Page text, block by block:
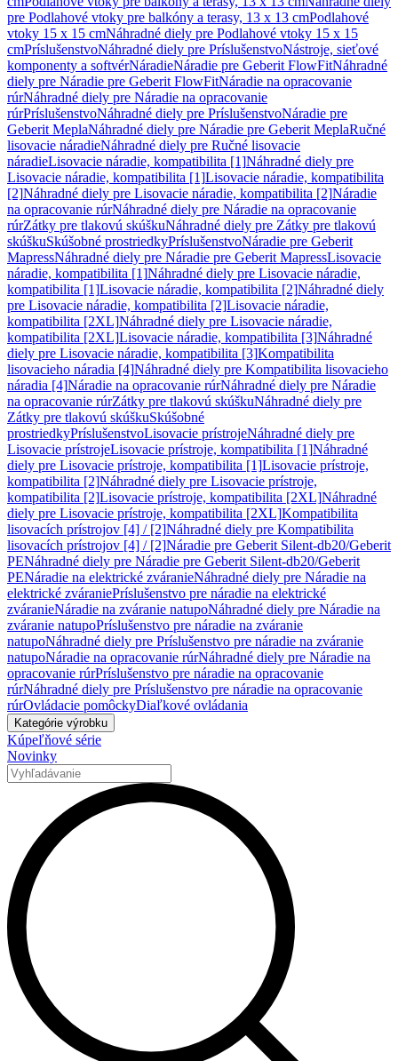
pre Podlahové vtoky pre balkóny a terasy, 13 x 13 cmPodlahové
vtoky 15 x 15 cmNáhradné diely pre Podlahové vtoky 15 x 15
cmPríslušenstvoNáhradné diely pre PríslušenstvoNástroje, sieťové
komponenty a softvérNáradieNáradie pre Geberit FlowFitNáhradné
diely pre Náradie pre Geberit FlowFitNáradie na opracovanie
rúrNáhradné diely pre Náradie na opracovanie
rúrPríslušenstvoNáhradné diely pre PríslušenstvoNáradie pre
Geberit MeplaNáhradné diely pre Náradie pre Geberit MeplaRučné
lisovacie náradieNáhradné diely pre Ručné lisovacie
náradieLisovacie náradie, kompatibilita [1]Náhradné diely pre
Lisovacie náradie, kompatibilita [1]Lisovacie náradie, kompatibilita
[2]Náhradné diely pre Lisovacie náradie, kompatibilita [2]Náradie
na opracovanie rúrNáhradné diely pre Náradie na opracovanie
rúrZátky pre tlakovú skúškuNáhradné diely pre Zátky pre tlakovú
skúškuSkúšobné prostriedkyPríslušenstvoNáradie pre Geberit
MapressNáhradné diely pre Náradie pre Geberit MapressLisovacie
náradie, kompatibilita [1]Náhradné diely pre Lisovacie náradie,
kompatibilita [1]Lisovacie náradie, kompatibilita [2]Náhradné diely
pre Lisovacie náradie, kompatibilita [2]Lisovacie náradie,
kompatibilita [2XL]Náhradné diely pre Lisovacie náradie,
kompatibilita [2XL]Lisovacie náradie, kompatibilita [3]Náhradné
diely pre Lisovacie náradie, kompatibilita [3]Kompatibilita
lisovacieho náradia [4]Náhradné diely pre Kompatibilita lisovacieho
náradia [4]Náradie na opracovanie rúrNáhradné diely pre Náradie
na opracovanie rúrZátky pre tlakovú skúškuNáhradné diely pre
Zátky pre tlakovú skúškuSkúšobné
prostriedkyPríslušenstvoLisovacie prístrojeNáhradné diely pre
Lisovacie prístrojeLisovacie prístroje, kompatibilita [1]Náhradné
diely pre Lisovacie prístroje, kompatibilita [1]Lisovacie prístroje,
kompatibilita [2]Náhradné diely pre Lisovacie prístroje,
kompatibilita [2]Lisovacie prístroje, kompatibilita [2XL]Náhradné
diely pre Lisovacie prístroje, kompatibilita [2XL]Kompatibilita
lisovacích prístrojov [4] / [2]Náhradné diely pre Kompatibilita
lisovacích prístrojov [4] / [2]Náradie pre Geberit Silent-db20/Geberit
PENáhradné diely pre Náradie pre Geberit Silent-db20/Geberit
PENáradie na elektrické zváranieNáhradné diely pre Náradie na
elektrické zváraniePríslušenstvo pre náradie na elektrické
zváranieNáradie na zváranie natupoNáhradné diely pre Náradie na
zváranie natupoPríslušenstvo pre náradie na zváranie
natupoNáhradné diely pre Príslušenstvo pre náradie na zváranie
natupoNáradie na opracovanie rúrNáhradné diely pre Náradie na
opracovanie rúrPríslušenstvo pre náradie na opracovanie
rúrNáhradné diely pre Príslušenstvo pre náradie na opracovanie
rúrOvládacie pomôckyDiaľkové ovládania
Kategórie výrobku
Kúpeľňové série
Novinky